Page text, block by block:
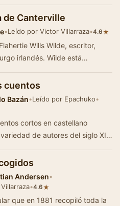
de Canterville
•Leído por Victor Villarraza•4.6★
Wills Wilde, escritor,
irlandés. Wilde está
cuentos
Bazán•Leído por Epachuko•
cortos en castellano
de autores del siglo XIX
Andersen•
•4.6★
que en 1881 recopiló toda la